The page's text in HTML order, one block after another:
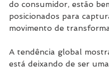
do consumidor, estão
posicionados para
movimento de
A tendência global
está deixando de ser uma